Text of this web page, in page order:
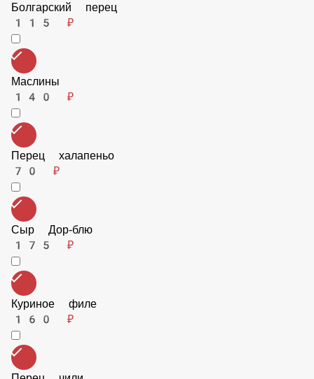
Ананас консервированный
115 ₽
Болгарский перец
115 ₽
Маслины
140 ₽